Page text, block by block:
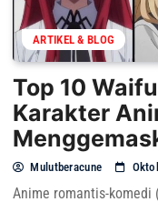
ARTIKEL & BLOG
Top 10
Karakter
Mulutberacune
Anime romantis-komedi